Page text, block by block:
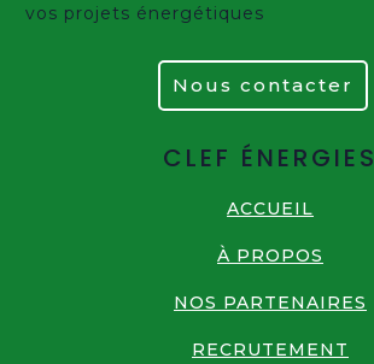
vos projets énergétiques
Nous contacter
CLEF ÉNERGIES
ACCUEIL
À PROPOS
NOS PARTENAIRES
RECRUTEMENT